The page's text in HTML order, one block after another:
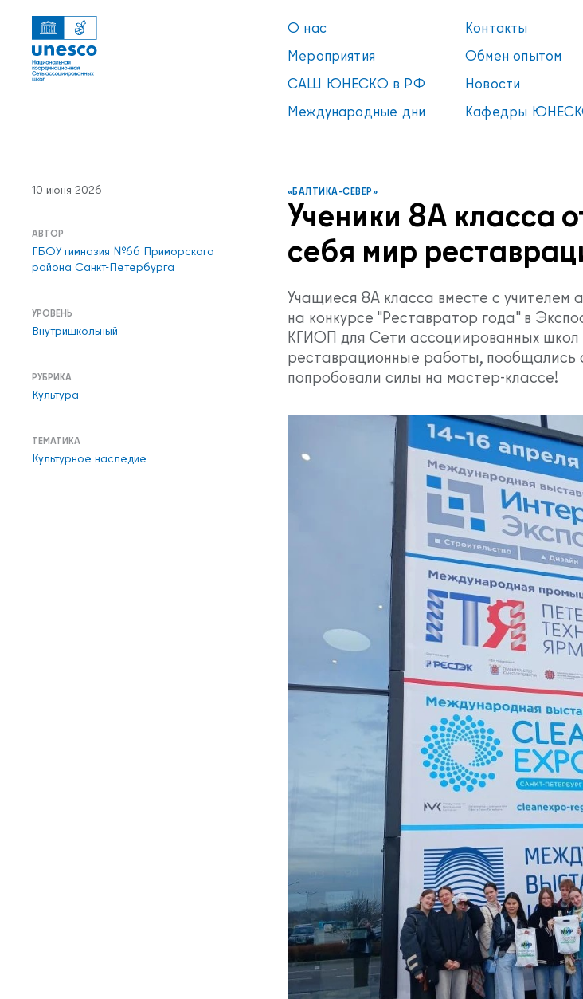
О нас
Контакты
Мероприятия
Обмен опытом
САШ ЮНЕСКО в РФ
Новости
Международные дни
Кафедры
«БАЛТИКА-СЕВЕР»
Ученики 8А класса
себя мир
Учащиеся 8А класса вместе с учителем
на конкурсе "Реставратор года" в
КГИОП для Сети ассоциированных
реставрационные работы, пообщались
попробовали силы на мастер‑классе!
10 июня 2026
АВТОР
ГБОУ гимназия №66 Приморского
района Санкт-Петербурга
УРОВЕНЬ
Внутришкольный
РУБРИКА
Культура
ТЕМАТИКА
Культурное наследие
УВЕДОМЛЕНИЕ